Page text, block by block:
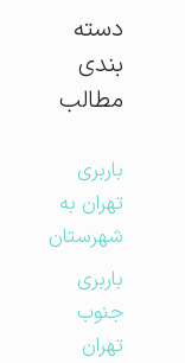
دسته
بندی
مطالب
باربری
تهران به
شهرستان
باربری
جنوب
تهران